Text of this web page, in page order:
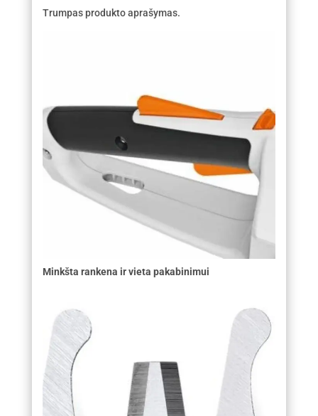
Trumpas produkto aprašymas.
Minkšta rankena ir vieta pakabinimui